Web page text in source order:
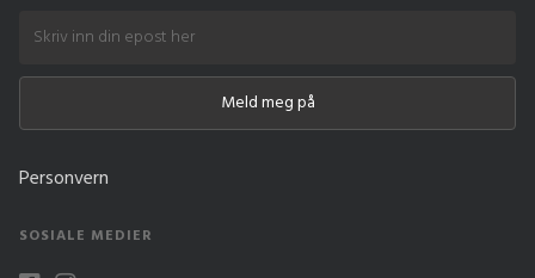
Personvern
SOSIALE MEDIER